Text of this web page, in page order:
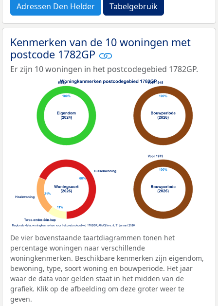
Adressen Den Helder Tabelgebruik
Kenmerken van de 10 woningen met
postcode 1782GP
Er zijn 10 woningen in het postcodegebied 1782GP.
De vier bovenstaande taartdiagrammen tonen het
percentage woningen naar verschillende
woningkenmerken. Beschikbare kenmerken zijn eigendom,
bewoning, type, soort woning en bouwperiode. Het jaar
waar de data voor gelden staat in het midden van de
grafiek. Klik op de afbeelding om deze groter weer te
geven.